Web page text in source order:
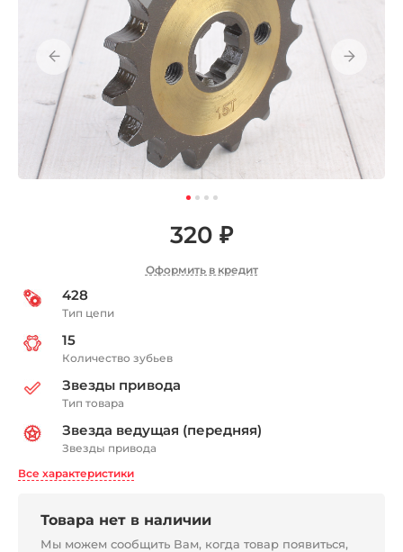
320 ₽
Оформить в кредит
428
Тип цепи
15
Количество зубьев
Звезды привода
Тип товара
Звезда ведущая (передняя)
Звезды привода
Все характеристики
Товара нет в наличии
Мы можем сообщить Вам, когда товар появиться,